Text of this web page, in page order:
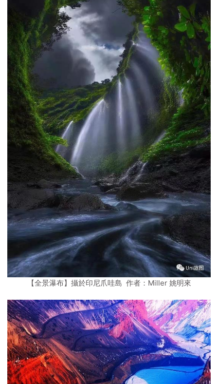
【全景瀑布】攝於印尼爪哇島 作者：Miller 姚明來